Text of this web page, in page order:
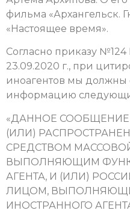
фильма «Архангельск.
«Настоящее время».
Согласно приказу
23.09.2020 г., при
иноагентов мы должны
информацию
«ДАННОЕ
(ИЛИ)
СРЕДСТВОМ
ВЫПОЛНЯЮЩИМ
АГЕНТА, И (ИЛИ)
ЛИЦОМ,
ИНОСТРАННОГО